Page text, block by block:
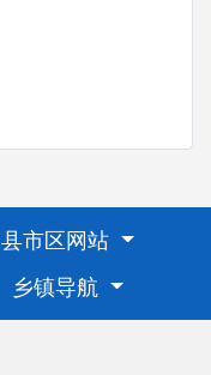
县市区网站
乡镇导航